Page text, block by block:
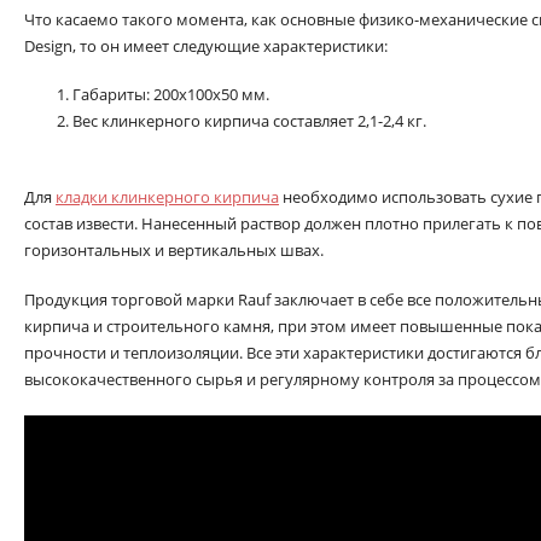
Что касаемо такого момента, как основные физико-механические
Design, то он имеет следующие характеристики:
Габариты: 200x100x50 мм.
Вес клинкерного кирпича составляет 2,1-2,4 кг.
Для кладки клинкерного кирпича необходимо использовать
состав извести. Нанесенный раствор должен плотно прилегать к
горизонтальных и вертикальных швах.
Продукция торговой марки Rauf заключает в себе все
кирпича и строительного камня, при этом имеет повышенные
прочности и теплоизоляции. Все эти характеристики достигаются
высококачественного сырья и регулярному контроля за